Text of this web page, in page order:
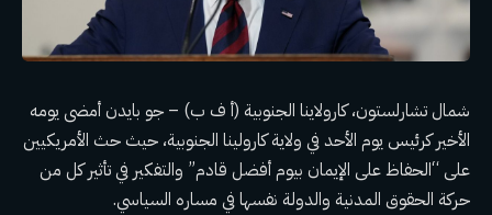
شمال تشارلستون، كارولاينا الجنوبية (أ ف ب) – جو بايدن أمضى يومه
الأخير كرئيس يوم الأحد في ولاية كارولينا الجنوبية، حيث حث الأمريكيين
على “الحفاظ على الإيمان بيوم أفضل قادم” والتفكير في تأثير كل من
حركة الحقوق المدنية والدولة نفسها في مساره السياسي.